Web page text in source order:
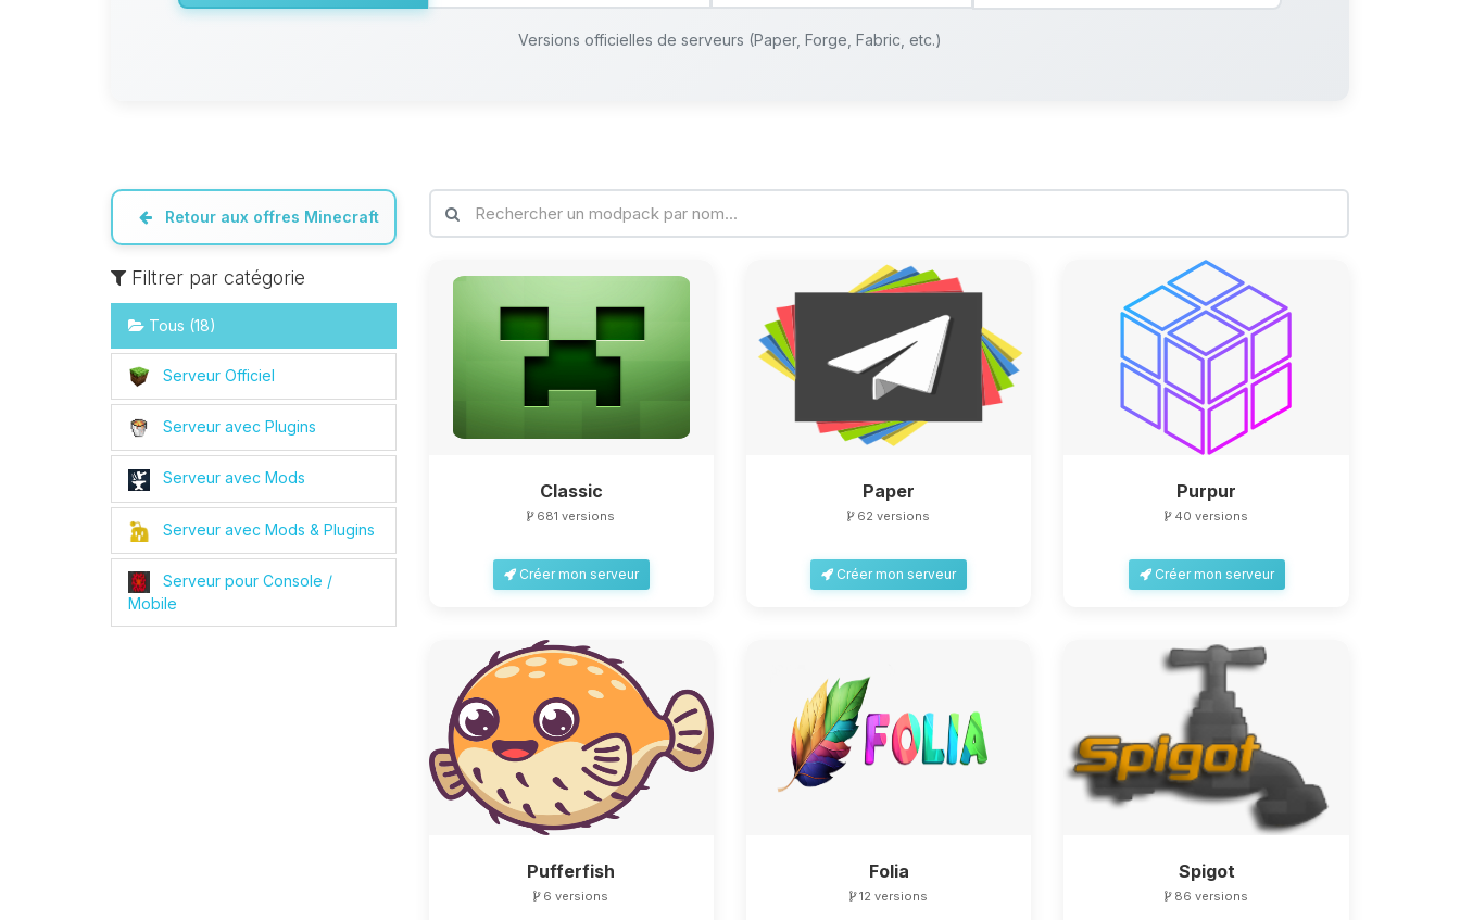
Versions officielles de serveurs (Paper, Forge, Fabric, etc.)
Retour aux offres Minecraft
Filtrer par catégorie
Tous (18)
Serveur Officiel
Serveur avec Plugins
Serveur avec Mods
Serveur avec Mods & Plugins
Serveur pour Console /
Mobile
Classic
681 versions
Créer mon serveur
Paper
62 versions
Créer mon serveur
Purpur
40 versions
Créer mon serveur
Pufferfish
6 versions
Folia
12 versions
Spigot
86 versions